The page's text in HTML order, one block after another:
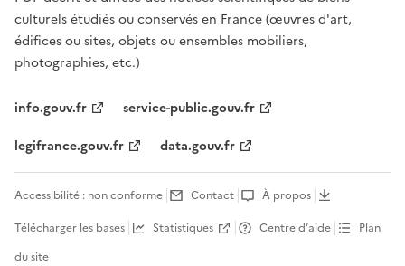
culturels étudiés ou conservés en France (œuvres d'art,
édifices ou sites, objets ou ensembles mobiliers,
photographies, etc.)
info.gouv.fr
service-public.gouv.fr
legifrance.gouv.fr
data.gouv.fr
Accessibilité : non conforme Contact
À propos
Télécharger les bases
Statistiques Centre d’aide
Plan
du site